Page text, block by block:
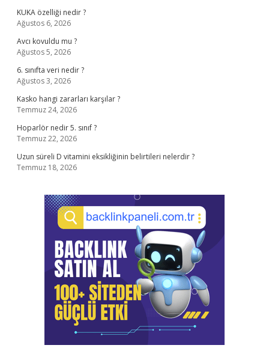
KUKA özelliği nedir ?
Ağustos 6, 2026
Avcı kovuldu mu ?
Ağustos 5, 2026
6. sınıfta veri nedir ?
Ağustos 3, 2026
Kasko hangi zararları karşılar ?
Temmuz 24, 2026
Hoparlör nedir 5. sınıf ?
Temmuz 22, 2026
Uzun süreli D vitamini eksikliğinin belirtileri nelerdir ?
Temmuz 18, 2026